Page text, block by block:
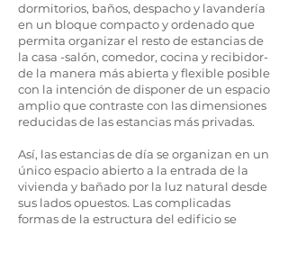
dormitorios, baños, despacho y lavandería
en un bloque compacto y ordenado que
permita organizar el resto de estancias de
la casa -salón, comedor, cocina y recibidor-
de la manera más abierta y flexible posible
con la intención de disponer de un espacio
amplio que contraste con las dimensiones
reducidas de las estancias más privadas.
Así, las estancias de día se organizan en un
único espacio abierto a la entrada de la
vivienda y bañado por la luz natural desde
sus lados opuestos. Las complicadas
formas de la estructura del edificio se